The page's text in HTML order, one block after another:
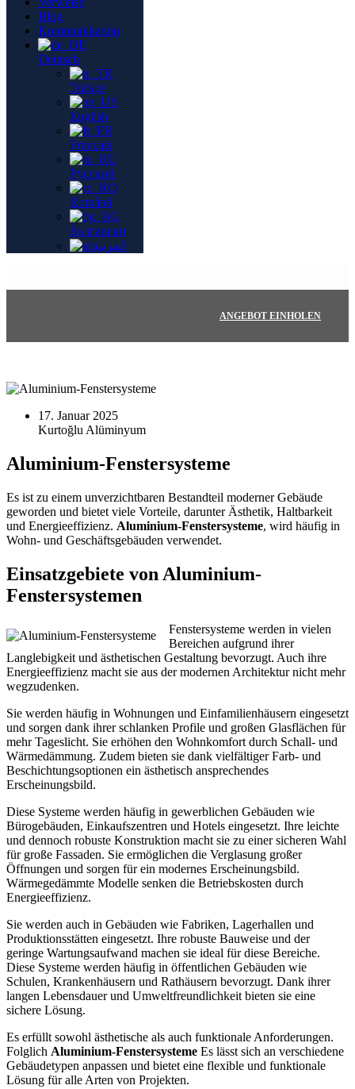
Blog
Kommunikation
Deutsch
Türkçe
English
Français
Русский
Română
Български
العربية
ANGEBOT EINHOLEN
17. Januar 2025
Aluminium-Fenstersysteme
Es ist zu einem unverzichtbaren Bestandteil moderner Gebäude
geworden und bietet viele Vorteile, darunter Ästhetik, Haltbarkeit
und Energieeffizienz. Aluminium-Fenstersysteme, wird häufig in
Wohn- und Geschäftsgebäuden verwendet.
Einsatzgebiete von Aluminium-
Fenstersystemen
Fenstersysteme werden in vielen
Bereichen aufgrund ihrer
Langlebigkeit und ästhetischen Gestaltung bevorzugt. Auch ihre
Energieeffizienz macht sie aus der modernen Architektur nicht mehr
wegzudenken.
Sie werden häufig in Wohnungen und Einfamilienhäusern eingesetzt
und sorgen dank ihrer schlanken Profile und großen Glasflächen für
mehr Tageslicht. Sie erhöhen den Wohnkomfort durch Schall- und
Wärmedämmung. Zudem bieten sie dank vielfältiger Farb- und
Beschichtungsoptionen ein ästhetisch ansprechendes
Erscheinungsbild.
Diese Systeme werden häufig in gewerblichen Gebäuden wie
Bürogebäuden, Einkaufszentren und Hotels eingesetzt. Ihre leichte
und dennoch robuste Konstruktion macht sie zu einer sicheren Wahl
für große Fassaden. Sie ermöglichen die Verglasung großer
Öffnungen und sorgen für ein modernes Erscheinungsbild.
Wärmegedämmte Modelle senken die Betriebskosten durch
Energieeffizienz.
Sie werden auch in Gebäuden wie Fabriken, Lagerhallen und
Produktionsstätten eingesetzt. Ihre robuste Bauweise und der
geringe Wartungsaufwand machen sie ideal für diese Bereiche.
Diese Systeme werden häufig in öffentlichen Gebäuden wie
Schulen, Krankenhäusern und Rathäusern bevorzugt. Dank ihrer
langen Lebensdauer und Umweltfreundlichkeit bieten sie eine
sichere Lösung.
Es erfüllt sowohl ästhetische als auch funktionale Anforderungen.
Folglich Aluminium-Fenstersysteme Es lässt sich an verschiedene
Gebäudetypen anpassen und bietet eine flexible und funktionale
Lösung für alle Arten von Projekten.